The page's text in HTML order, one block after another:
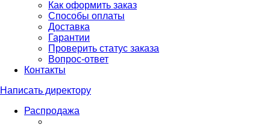
Как оформить заказ
Способы оплаты
Доставка
Гарантии
Проверить статус заказа
Вопрос-ответ
Контакты
Написать директору
Распродажа